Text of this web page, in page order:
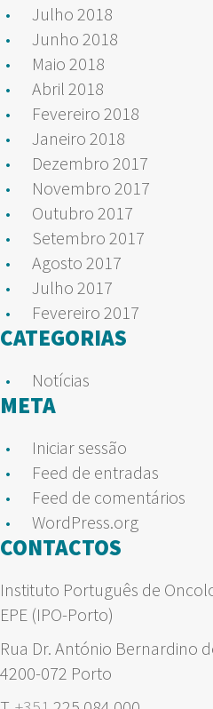
Julho 2018
Junho 2018
Maio 2018
Abril 2018
Fevereiro 2018
Janeiro 2018
Dezembro 2017
Novembro 2017
Outubro 2017
Setembro 2017
Agosto 2017
Julho 2017
Fevereiro 2017
CATEGORIAS
Notícias
META
Iniciar sessão
Feed de entradas
Feed de comentários
WordPress.org
CONTACTOS
Instituto Português de
EPE (IPO-Porto)
Rua Dr. António Bernardino
4200-072 Porto